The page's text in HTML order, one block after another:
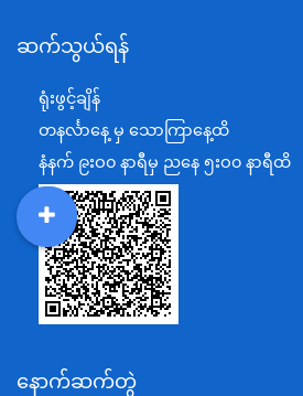
စီမံကိန်း၊ဘဏ္ဍာရေးနှင့်စက်မှုဝန်ကြီးဌ
အပြည်ပြည်ဆိုင်ရာပူးပေါင်းဆောင်ရွ
ပြန်ကြားရေးဝန်ကြီးဌာန
သာသနာရေးနှင့် ယဉ်ကျေးမှုဝန်ကြီးဌ
စိုက်ပျိုးရေး၊မွေးမြူရေးနှင့်ဆည်မြော
ပို့ဆောင်ရေးနှင့်ဆက်သွယ်ရေးဝန်ကြီး
သယံဇာတနှင့်ပတ်ဝန်းကျင်ထိန်းသိမ်းရ
အလုပ်သမား၊လူဝင်မှုကြီးကြပ်ရေးနှ
ဆက်သွယ်ရန်
ရုံးဖွင့်ချိန်
တနင်္လာနေ့ မှ သောကြာနေ့ထိ
နံနက် ၉းဝ၀ နာရီမှ ညနေ ၅းဝ၀ နာရီထိ
နောက်ဆက်တွဲ